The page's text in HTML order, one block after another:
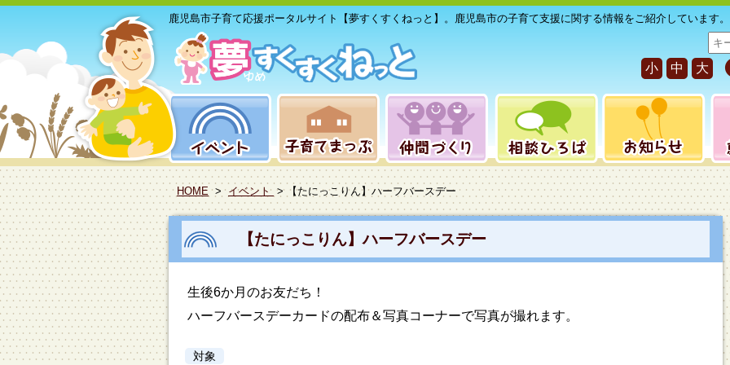
鹿児島市子育て応援ポータルサイト【夢すくすくねっと】。鹿児島市の子育て支援に関する情報をご紹介しています。
サ
イ
ト
内
小 中 大
HOME > イベント > 【たにっこりん】ハーフバースデー
【たにっこりん】ハーフバースデー
生後6か月のお友だち！
ハーフバースデーカードの配布＆写真コーナーで写真が撮れます。
対象